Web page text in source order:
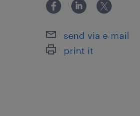
send via e-mail
print it